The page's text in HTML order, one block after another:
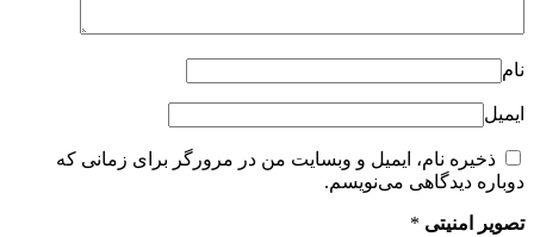
نام
ایمیل
ذخیره نام، ایمیل و وبسایت من در مرورگر برای زمانی که
دوباره دیدگاهی می‌نویسم.
تصویر امنیتی *